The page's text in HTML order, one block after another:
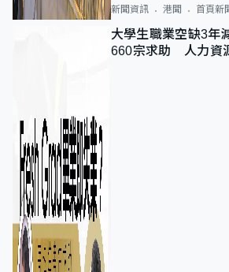
新聞資訊 港聞 首頁新
大學生職業空缺3
660宗求助 人力資